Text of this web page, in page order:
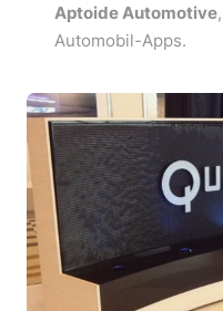
Aptoide Automotive
Automobil-Apps.